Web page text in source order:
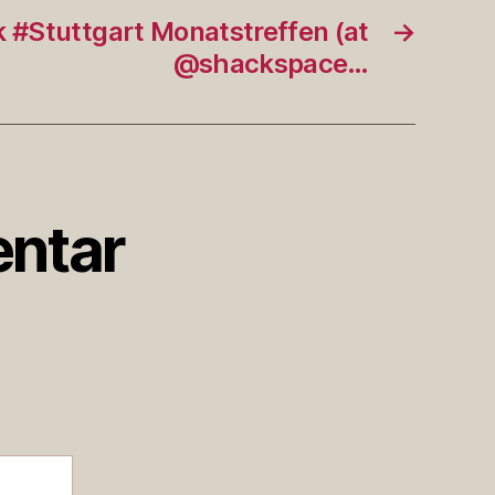
→
#Stuttgart Monatstreffen (at
@shackspace…